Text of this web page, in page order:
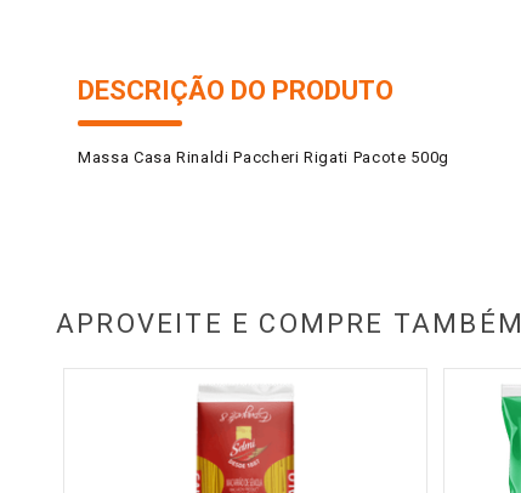
DESCRIÇÃO DO PRODUTO
Massa Casa Rinaldi Paccheri Rigati Pacote 500g
APROVEITE E COMPRE TAMBÉM